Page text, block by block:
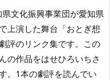
文化振興事業団が愛知県
上演した舞台「おとぎ想
評のリンク集です。この
の作品をはせひろいちさ
。1本の劇評を読んでい